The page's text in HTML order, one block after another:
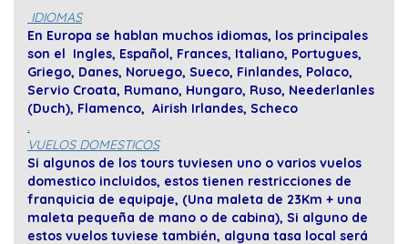
IDIOMAS
En Europa se hablan muchos idiomas, los principales
son el Ingles, Español, Frances, Italiano, Portugues,
Griego, Danes, Noruego, Sueco, Finlandes, Polaco,
Servio Croata, Rumano, Hungaro, Ruso, Neederlanles
(Duch), Flamenco, Airish Irlandes, Scheco
.
VUELOS DOMESTICOS
Si algunos de los tours tuviesen uno o varios vuelos
domestico incluidos, estos tienen restricciones de
franquicia de equipaje, (Una maleta de 23Km + una
maleta pequeña de mano o de cabina), Si alguno de
estos vuelos tuviese también, alguna tasa local será